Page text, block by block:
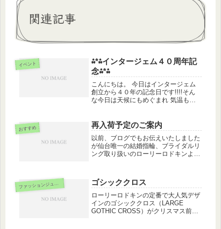
関連記事
イベント
⁂*⁂インタージェム４０周年記
念⁂*⁂
こんにちは。 今日はインタージェム
創立から４０年の記念日です!!!!そん
な今日は天候にもめぐまれ 気温も今
なりました。この節目の日を一緒に迎
えられた事に スタッフ一...
おすすめ 再入荷予定のご案内
以前、ブログでもお伝えいたしました
が仙台唯一の結婚指輪、ブライダルリ
ング取り扱いのローリーロドキンより
た。次の入荷は11月下旬～12月上旬を
予定しております。クリスマスまで...
フ
ァッションジュエリー ゴシッククロス
ローリーロドキンの定番で大人気デザ
インのゴシッククロス（LARGE
GOTHIC CROSS）がクリスマス前に